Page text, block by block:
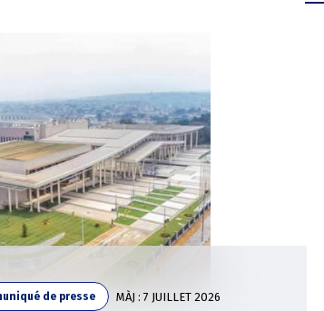
de presse MÀJ :7 JUILLET 2026